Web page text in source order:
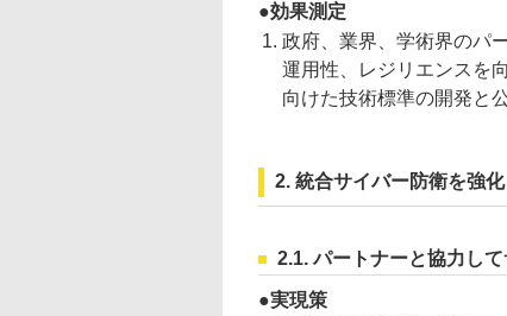
効果測定
政府、業界、学術界のパ
運用性、レジリエンスを
向けた技術標準の開発と
2. 統合サイバー防衛を強化
2.1. パートナーと協力し
実現策